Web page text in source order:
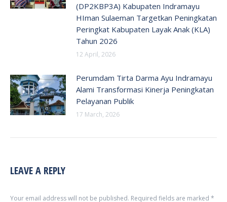
(DP2KBP3A) Kabupaten Indramayu
HIman Sulaeman Targetkan Peningkatan
Peringkat Kabupaten Layak Anak (KLA)
Tahun 2026
12 April, 2026
Perumdam Tirta Darma Ayu Indramayu
Alami Transformasi Kinerja Peningkatan
Pelayanan Publik
17 March, 2026
LEAVE A REPLY
Your email address will not be published. Required fields are marked *